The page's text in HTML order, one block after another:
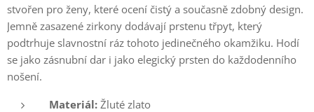
stvořen pro ženy, které ocení čistý a současně zdobný design.
Jemně zasazené zirkony dodávají prstenu třpyt, který
podtrhuje slavnostní ráz tohoto jedinečného okamžiku. Hodí
se jako zásnubní dar i jako elegický prsten do každodenního
nošení.
Materiál: Žluté zlato